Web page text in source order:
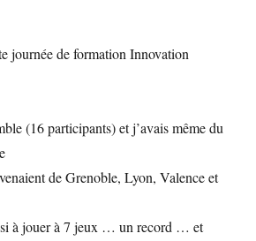
journée de formation Innovation
(16 participants) et j’avais même du
de Grenoble, Lyon, Valence et
à jouer à 7 jeux … un record … et